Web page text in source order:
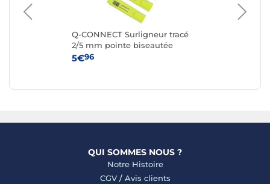
Q-CONNECT Surligneur tracé
2/5 mm pointe biseautée
couleurs éclatantes jaune x 10
5€96
QUI SOMMES NOUS ?
Notre Histoire
CGV/ Avis clients